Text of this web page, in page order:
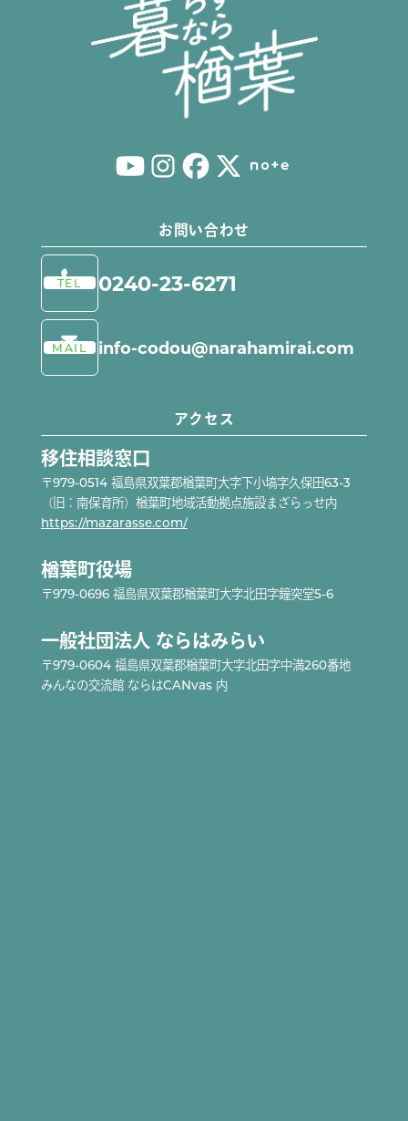
（日・祝・年末年始・第２第４水曜日を除く）
移住サポート
移住相談窓口について
お試し住宅について
お試し就労体験プログラム
お問い合わせ
TEL 0240-23-6271
MAIL info-codou@narahamirai.com
アクセス
移住相談窓口
〒979-0514 福島県双葉郡楢葉町大字下小塙字久保田63-3
（旧：南保育所）楢葉町地域活動拠点施設まざらっせ内
https://mazarasse.com/
楢葉町役場
〒979-0696 福島県双葉郡楢葉町大字北田字鐘突堂5-6
一般社団法人 ならはみらい
〒979-0604 福島県双葉郡楢葉町大字北田字中満260番地
みんなの交流館 ならはCANvas 内